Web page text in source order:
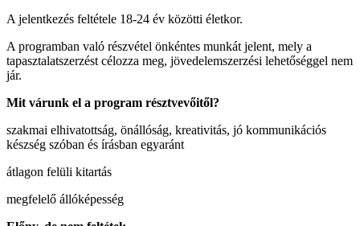
A jelentkezés feltétele 18-24 év közötti életkor.
A programban való részvétel önkéntes munkát jelent, mely a
tapasztalatszerzést célozza meg, jövedelemszerzési lehetőséggel nem
jár.
Mit várunk el a program résztvevőitől?
szakmai elhivatottság, önállóság, kreativitás, jó kommunikációs
készség szóban és írásban egyaránt
átlagon felüli kitartás
megfelelő állóképesség